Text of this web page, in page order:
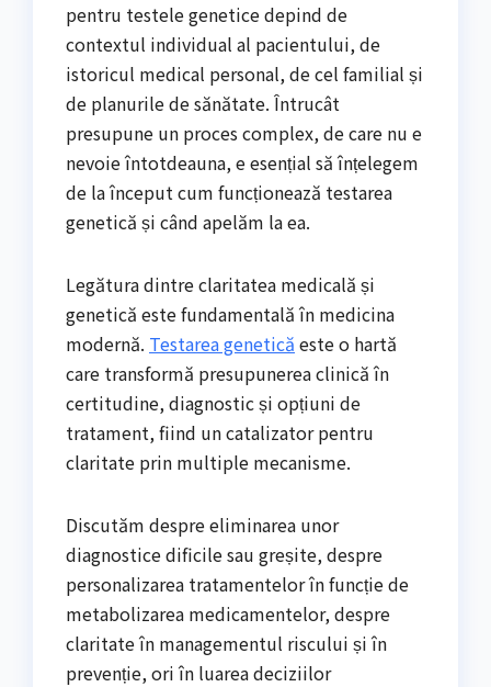
pentru testele genetice depind de
contextul individual al pacientului, de
istoricul medical personal, de cel familial și
de planurile de sănătate. Întrucât
presupune un proces complex, de care nu e
nevoie întotdeauna, e esențial să înțelegem
de la început cum funcționează testarea
genetică și când apelăm la ea.
Legătura dintre claritatea medicală și
genetică este fundamentală în medicina
modernă. Testarea genetică este o hartă
care transformă presupunerea clinică în
certitudine, diagnostic și opțiuni de
tratament, fiind un catalizator pentru
claritate prin multiple mecanisme.
Discutăm despre eliminarea unor
diagnostice dificile sau greșite, despre
personalizarea tratamentelor în funcție de
metabolizarea medicamentelor, despre
claritate în managementul riscului și în
prevenție, ori în luarea deciziilor